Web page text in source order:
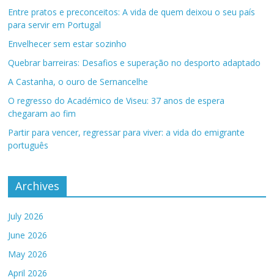
Entre pratos e preconceitos: A vida de quem deixou o seu país
para servir em Portugal
Envelhecer sem estar sozinho
Quebrar barreiras: Desafios e superação no desporto adaptado
A Castanha, o ouro de Sernancelhe
O regresso do Académico de Viseu: 37 anos de espera
chegaram ao fim
Partir para vencer, regressar para viver: a vida do emigrante
português
Archives
July 2026
June 2026
May 2026
April 2026